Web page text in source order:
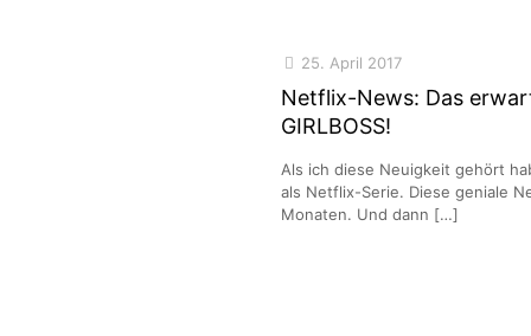
25. April 2017
Netflix-News: Das
GIRLBOSS!
Als ich diese Neuigkeit gehört
als Netflix-Serie. Diese geniale
Monaten. Und dann […]